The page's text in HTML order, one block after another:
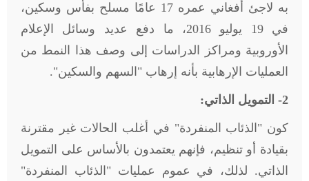
به لاجئ أفغاني عمره 17 عامًا مسلح بفأس وسكين،
في 19 يوليو 2016، ما دفع عديد وسائل الإعلام
الأوروبية ومراكز الدراسات إلى وصف هذا النمط من
العمليات الإرهابية بأنه إرهاب "السهم والسكين".
2- التمويل الذاتي :
كون "الذئاب المنفردة" في أغلب الحالات غير مقترنة
بقيادة أو تنظيم، فإنهم يعتمدون بالأساس على التمويل
الذاتي. لذلك، في عموم عمليات "الذئاب المنفردة"